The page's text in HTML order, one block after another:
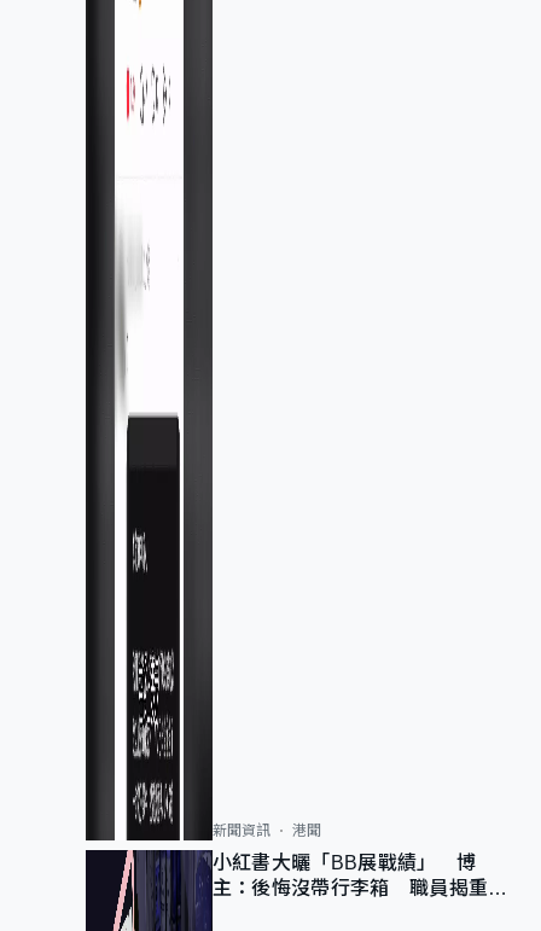
新聞資訊 港聞
小紅書大曬「BB展戰績」 博
主：後悔沒帶行李箱 職員揭重複